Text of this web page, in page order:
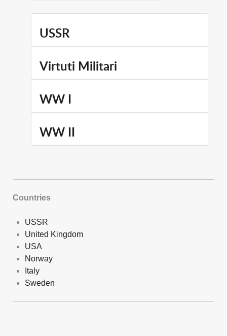
USSR
Virtuti Militari
WW I
WW II
Countries
USSR
United Kingdom
USA
Norway
Italy
Sweden